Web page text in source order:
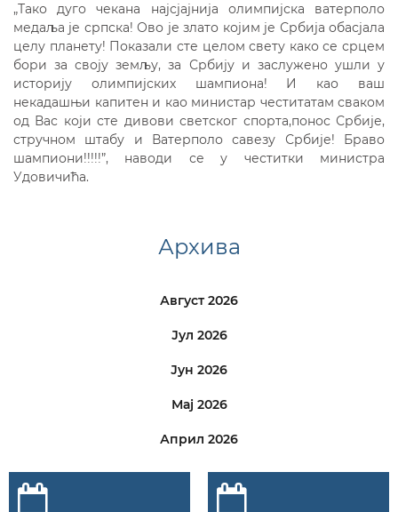
„Тако дуго чекана најсјајнија олимпијска ватерполо
медаља је српска! Ово је злато којим је Србија обасјала
целу планету! Показали сте целом свету како се срцем
бори за своју земљу, за Србију и заслужено ушли у
историју олимпијских шампиона! И као ваш
некадашњи капитен и као министар честитатам сваком
од Вас који сте дивови светског спорта,понос Србије,
стручном штабу и Ватерполо савезу Србије! Браво
шампиони!!!!!”, наводи се у честитки министра
Удовичића.
Архива
Август 2026
Јул 2026
Јун 2026
Мај 2026
Април 2026